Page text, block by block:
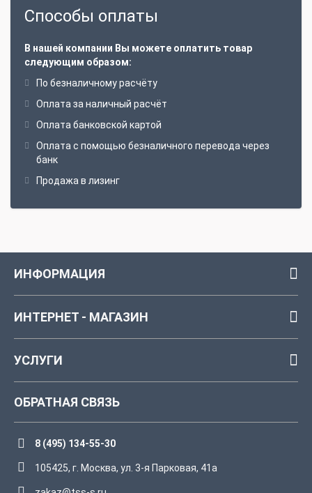
Способы оплаты
В нашей компании Вы можете оплатить товар
следующим образом:
По безналичному расчёту
Оплата за наличный расчёт
Оплата банковской картой
Оплата с помощью безналичного перевода через
банк
Продажа в лизинг
ИНФОРМАЦИЯ
ИНТЕРНЕТ - МАГАЗИН
УСЛУГИ
ОБРАТНАЯ СВЯЗЬ
8 (495) 134-55-30
105425, г. Москва, ул. 3-я Парковая, 41а